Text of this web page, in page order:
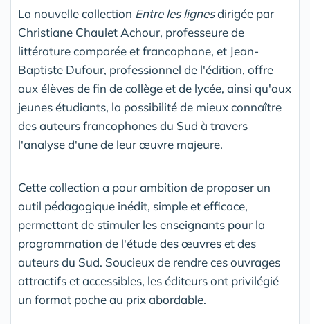
La nouvelle collection Entre les lignesdirigée par
Christiane Chaulet Achour, professeure de
littérature comparée et francophone, et Jean-
Baptiste Dufour, professionnel de l'édition, offre
aux élèves de fin de collège et de lycée, ainsi qu'aux
jeunes étudiants, la possibilité de mieux connaître
des auteurs francophones du Sud à travers
l'analyse d'une de leur œuvre majeure.
Cette collection a pour ambition de proposer un
outil pédagogique inédit, simple et efficace,
permettant de stimuler les enseignants pour la
programmation de l'étude des œuvres et des
auteurs du Sud. Soucieux de rendre ces ouvrages
attractifs et accessibles, les éditeurs ont privilégié
un format poche au prix abordable.